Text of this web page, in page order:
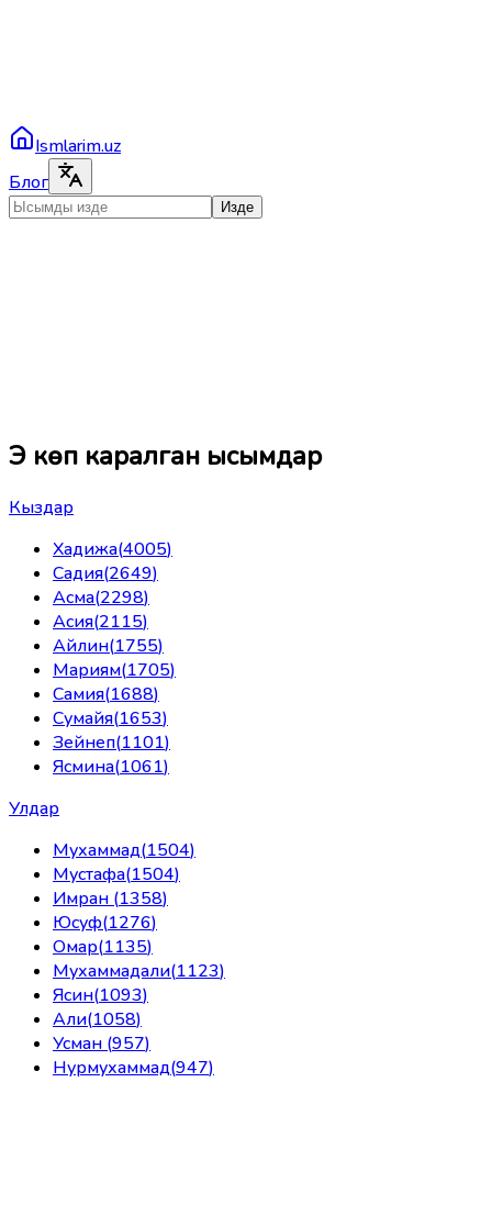
Ismlarim.uz
Блог
Изде
Эң көп каралган ысымдар
Кыздар
Хадижа(4005)
Садия(2649)
Асма(2298)
Асия(2115)
Айлин(1755)
Мариям(1705)
Самия(1688)
Сумайя(1653)
Зейнеп(1101)
Ясмина(1061)
Улдар
Мухаммад(1504)
Мустафа(1504)
Имран (1358)
Юсуф(1276)
Омар(1135)
Мухаммадали(1123)
Ясин(1093)
Али(1058)
Усман (957)
Нурмухаммад(947)